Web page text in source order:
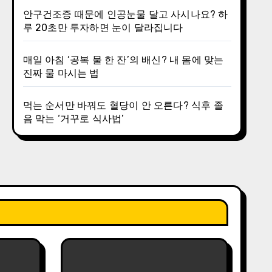
안구건조증 때문에 인공눈물 달고 사시나요? 하
루 20초만 투자하면 눈이 달라집니다
매일 아침 ‘공복 물 한 잔’의 배신? 내 몸에 맞는
진짜 물 마시는 법
먹는 순서만 바꿔도 혈당이 안 오른다? 식후 졸
음 막는 ‘거꾸로 식사법’